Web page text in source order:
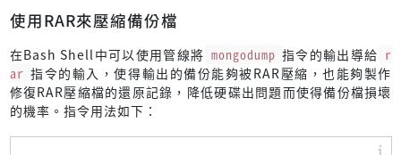
使用RAR來壓縮備份檔
在Bash Shell中可以使用管線將 mongodump 指令的輸出導給 r
ar 指令的輸入，使得輸出的備份能夠被RAR壓縮，也能夠製作
修復RAR壓縮檔的還原記錄，降低硬碟出問題而使得備份檔損壞
的機率。指令用法如下：